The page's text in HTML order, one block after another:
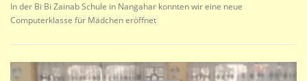
In der Bi Bi Zainab Schule in Nangahar konnten wir eine neue
Computerklasse für Mädchen eröffnet